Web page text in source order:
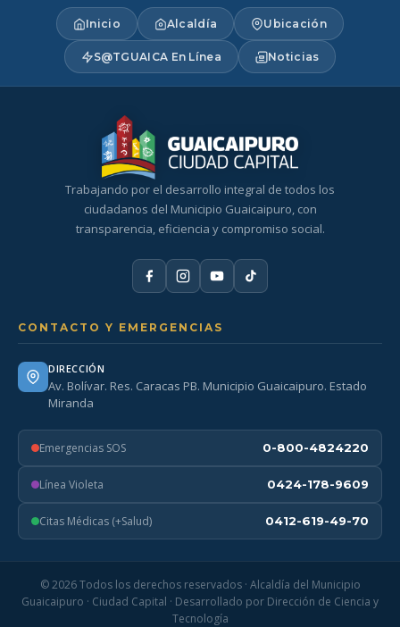
Inicio Alcaldía Ubicación
S@TGUAICA En Línea Noticias
Trabajando por el desarrollo integral de todos los
ciudadanos del Municipio Guaicaipuro, con
transparencia, eficiencia y compromiso social.
CONTACTO Y EMERGENCIAS
DIRECCIÓN
Av. Bolívar. Res. Caracas PB. Municipio Guaicaipuro. Estado
Miranda
Emergencias SOS 0-800-4824220
Línea Violeta 0424-178-9609
Citas Médicas (+Salud) 0412-619-49-70
© 2026 Todos los derechos reservados · Alcaldía del Municipio
Guaicaipuro · Ciudad Capital · Desarrollado por Dirección de Ciencia y
Tecnología